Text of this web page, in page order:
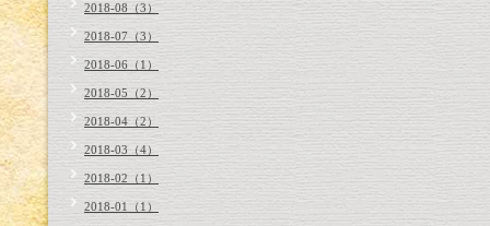
2018-08（3）
2018-07（3）
2018-06（1）
2018-05（2）
2018-04（2）
2018-03（4）
2018-02（1）
2018-01（1）